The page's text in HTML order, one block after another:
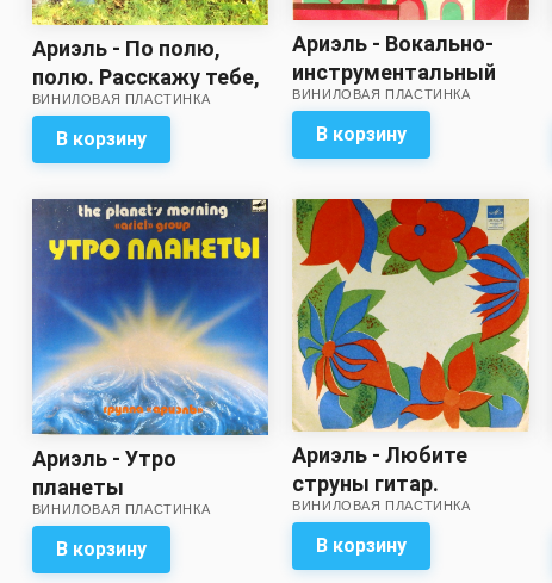
Ариэль - По полю,
полю. Расскажу тебе,
кума / Баба-Яга.
Комната смеха
ВИНИЛОВАЯ ПЛАСТИНКА
В корзину
Ариэль - Вокально-
инструментальный
ансамбль Ариэль
(звук близок к
хорошему)
ВИНИЛОВАЯ ПЛАСТИНКА
В корзину
Ариэль - Утро
планеты
(ламинированная
обложка!)
ВИНИЛОВАЯ ПЛАСТИНКА
В корзину
Ариэль - Любите
струны гитар.
Маленькая история /
Старая пластинка.
Облако на нитке
ВИНИЛОВАЯ ПЛАСТИНКА
В корзину